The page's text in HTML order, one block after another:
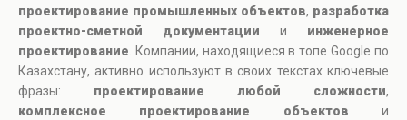
проектирование промышленных объектов, разработка
проектно-сметной документации и инженерное
проектирование . Компании, находящиеся в топе Google по
Казахстану, активно используют в своих текстах ключевые
фразы: проектирование любой сложности,
комплексное проектирование объектов и